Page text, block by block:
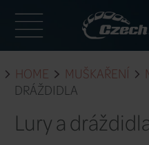
DRÁŽDIDLA